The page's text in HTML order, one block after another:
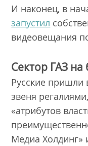
И наконец, в
запустил
видеовещания
Сектор ГАЗ
Русские пришли
звеня
«атрибутов
Медиа Холдинг»